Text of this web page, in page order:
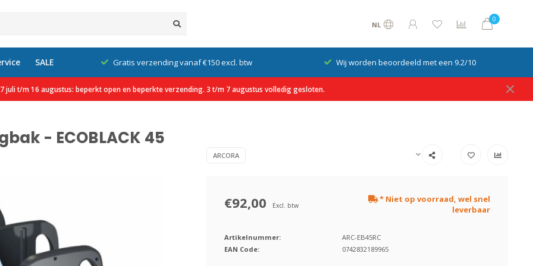
NL
0
SALE Gratis verzending vanaf €150 excl. btw Wij worden beoordeeld met een 9.2/10
juli t/m 16 augustus: beperkt open en beperkte verzending. 3 t/m 7 augustus volledig gesloten.
- ECOBLACK 45
ARCORA
€92,00 Excl. btw
* Niet op voorraad, wel snel
leverbaar
Artikelnummer:
ARC-EB45RC
EAN Code:
0742832189965